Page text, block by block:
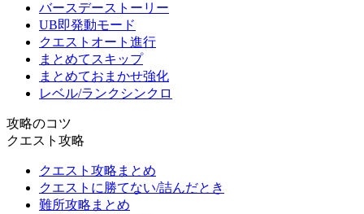
バースデーストーリー
UB即発動モード
クエストオート進行
まとめてスキップ
まとめておまかせ強化
レベル/ランクシンクロ
攻略のコツ
クエスト攻略
クエスト攻略まとめ
クエストに勝てない/詰んだとき
難所攻略まとめ